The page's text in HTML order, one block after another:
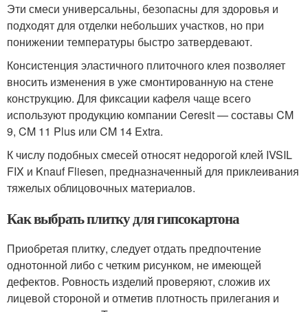
Эти смеси универсальны, безопасны для здоровья и
подходят для отделки небольших участков, но при
понижении температуры быстро затвердевают.
Консистенция эластичного плиточного клея позволяет
вносить изменения в уже смонтированную на стене
конструкцию. Для фиксации кафеля чаще всего
используют продукцию компании Ceresit — составы CM
9, CM 11 Plus или CM 14 Extra.
К числу подобных смесей относят недорогой клей IVSIL
FIX и Knauf Fliesen, предназначенный для приклеивания
тяжелых облицовочных материалов.
Как выбрать плитку для гипсокартона
Приобретая плитку, следует отдать предпочтение
однотонной либо с четким рисунком, не имеющей
дефектов. Ровность изделий проверяют, сложив их
лицевой стороной и отметив плотность прилегания и